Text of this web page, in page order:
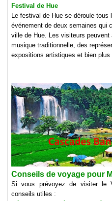
Festival de Hue
Le festival de Hue se déroule
événement de deux semaines qui
ville de Hue. Les visiteurs
musique traditionnelle, des
expositions artistiques et bien plus
Conseils de voyage pour
Si vous prévoyez de visiter le
conseils utiles :